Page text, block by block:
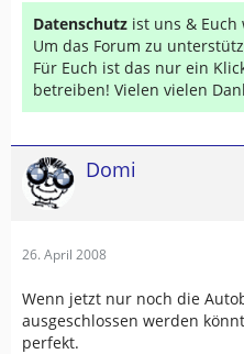
Datenschutz ist uns &
Um das Forum zu
Für Euch ist das nur ein
betreiben! Vielen vielen
Domi
26. April 2008
Wenn jetzt nur noch die
ausgeschlossen werden
perfekt.